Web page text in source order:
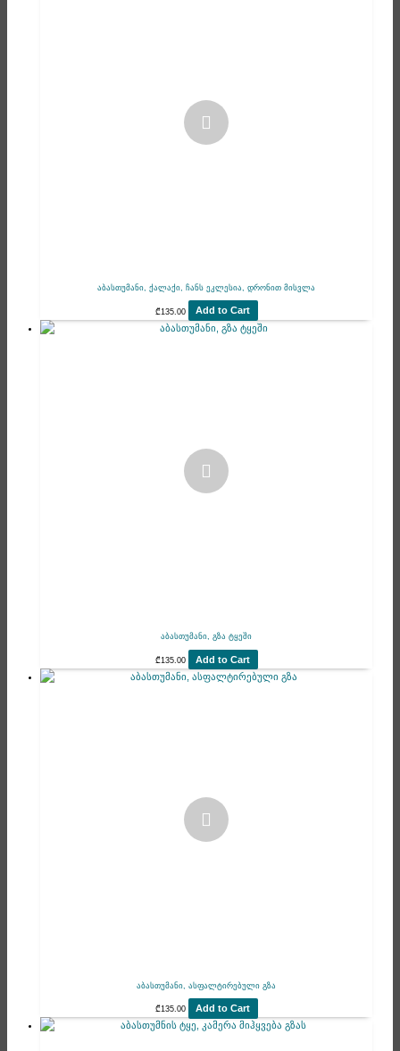
აბასთუმანი, ქალაქი, ჩანს ეკლესია, დრონით მისვლა
₾135.00 Add to Cart
აბასთუმანი, გზა ტყეში
₾135.00 Add to Cart
აბასთუმანი, ასფალტირებული გზა
₾135.00 Add to Cart